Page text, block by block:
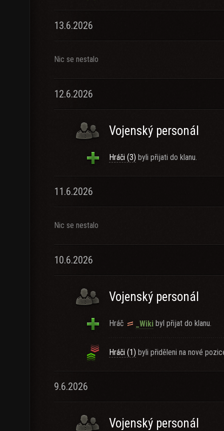
13.6.2026
Nic se nestalo
12.6.2026
Vojenský personál
Hráči (3) byli přijati do klanu.
11.6.2026
Nic se nestalo
10.6.2026
Vojenský personál
Hráč _Wiki byl přijat do klanu.
Hráči (1) byli přiděleni na nové
9.6.2026
Vojenský personál